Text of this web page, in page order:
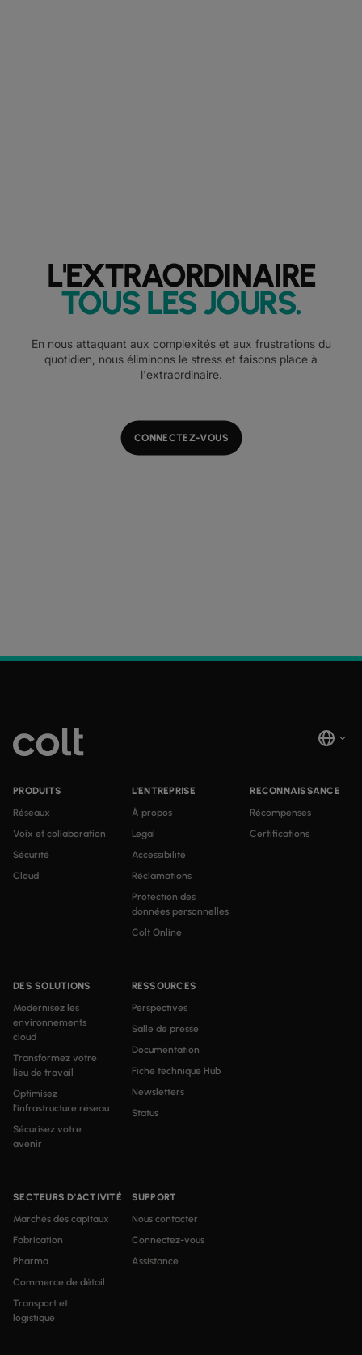
L'EXTRAORDINAIRE
TOUS LES JOURS.
En nous attaquant aux complexités et aux frustrations du
quotidien, nous éliminons le stress et faisons place à
l'extraordinaire.
CONNECTEZ-VOUS
PRODUITS
Réseaux
Voix et collaboration
Sécurité
Cloud
DES SOLUTIONS
Modernisez les
environnements
cloud
Transformez votre
lieu de travail
Optimisez
l'infrastructure réseau
Sécurisez votre
avenir
SECTEURS D'ACTIVITÉ
Marchés des capitaux
Fabrication
Pharma
Commerce de détail
Transport et
logistique
RESSOURCES
Perspectives
Salle de presse
Documentation
Fiche technique Hub
Newsletters
Status
L'ENTREPRISE
À propos
Legal
Accessibilité
Réclamations
Protection des
données personnelles
Colt Online
SUPPORT
Nous contacter
Connectez-vous
Assistance
RECONNAISSANCE
Récompenses
Certifications